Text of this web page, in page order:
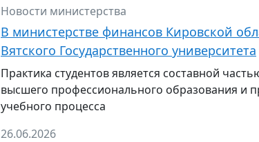
Новости министерства
В министерстве финансов Кировской
Вятского Государственного университета
Практика студентов является составной
высшего профессионального образования и
учебного процесса
26.06.2026